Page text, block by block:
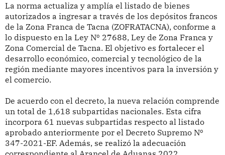
La norma actualiza y amplía el listado de bienes
autorizados a ingresar a través de los depósitos francos
de la Zona Franca de Tacna (ZOFRATACNA), conforme a
lo dispuesto en la Ley Nº 27688, Ley de Zona Franca y
Zona Comercial de Tacna. El objetivo es fortalecer el
desarrollo económico, comercial y tecnológico de la
región mediante mayores incentivos para la inversión y
el comercio.
De acuerdo con el decreto, la nueva relación comprende
un total de 1,618 subpartidas nacionales. Esta cifra
incorpora 61 nuevas subpartidas respecto al listado
aprobado anteriormente por el Decreto Supremo Nº
347-2021-EF. Además, se realizó la adecuación